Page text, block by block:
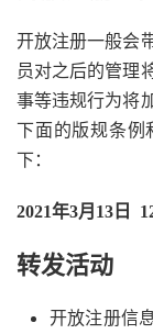
开放注册一般会
员对之后的管理
事等违规行为将
下面的版规条例
下：
2021年3月13日
转发活动
开放注册信